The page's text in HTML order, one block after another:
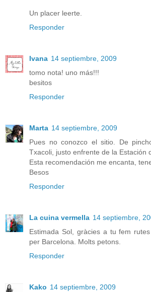
Un placer leerte.
Responder
Ivana 14 septiembre, 2009
tomo nota! uno más!!!
besitos
Responder
Marta 14 septiembre, 2009
Pues no conozco el sitio. De
Txacoli, justo enfrente de la Estación
Esta recomendación me encanta,
Besos
Responder
La cuina vermella 14 septiembre,
Estimada Sol, gràcies a tu fem
per Barcelona. Molts petons.
Responder
Kako 14 septiembre, 2009